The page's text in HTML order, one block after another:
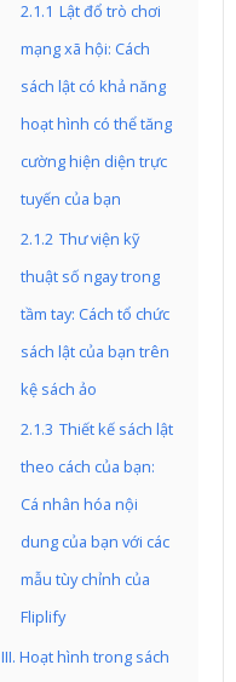
2.1.1 Lật đổ trò chơi
mạng xã hội: Cách
sách lật có khả năng
hoạt hình có thể tăng
cường hiện diện trực
tuyến của bạn
2.1.2 Thư viện kỹ
thuật số ngay trong
tầm tay: Cách tổ chức
sách lật của bạn trên
kệ sách ảo
2.1.3 Thiết kế sách lật
theo cách của bạn:
Cá nhân hóa nội
dung của bạn với các
mẫu tùy chỉnh của
Fliplify
III. Hoạt hình trong sách